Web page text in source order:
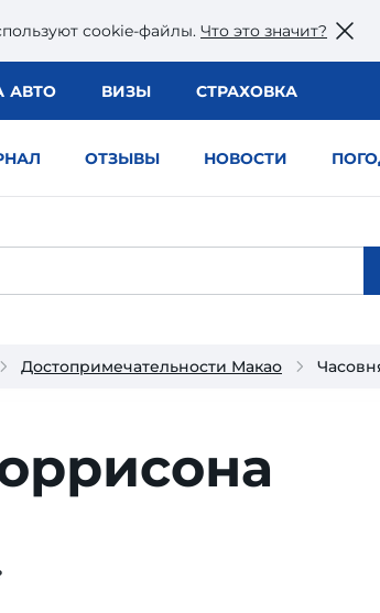
сookie-файлы. Что это значит?
АВТО ВИЗЫ СТРАХОВКА
ОТЗЫВЫ НОВОСТИ
Достопримечательности Макао